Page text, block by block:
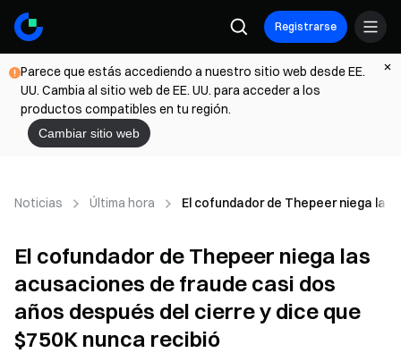
Registrarse
Parece que estás accediendo a nuestro sitio web desde EE.
UU. Cambia al sitio web de EE. UU. para acceder a los
productos compatibles en tu región.
Cambiar sitio web
Noticias Última hora El cofundador de Thepeer niega las
El cofundador de Thepeer niega las
acusaciones de fraude casi dos
años después del cierre y dice que
$750K nunca recibió